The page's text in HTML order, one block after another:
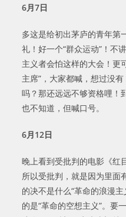
6月7日
多这是给初出茅庐的青年第
礼！好一个“群众运动”！不
主义者会怕这样的大会！更
主席”，大家都喊，想过没
吗？那还远远不够资格哩！
也不知道，但喊口号。
6月12日
晚上看到受批判的电影《红
所以受批判，就是因为里面
的决不是什么“革命的浪漫
的是“革命的空想主义”。要